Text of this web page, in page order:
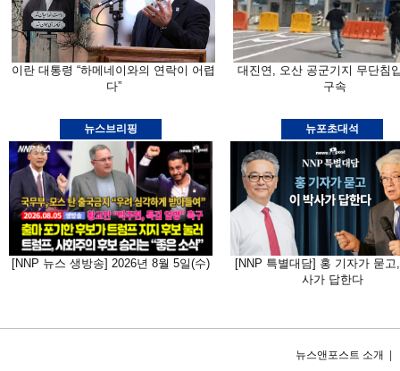
이란 대통령 “하메네이와의 연락이 어렵
다”
대진연, 오산 공군기지 무단침
구속
뉴스브리핑
[NNP 뉴스 생방송] 2026년 8월 5일(수)
뉴포초대석
[NNP 특별대담] 홍 기자가 묻고
사가 답한다
뉴스앤포스트 소개